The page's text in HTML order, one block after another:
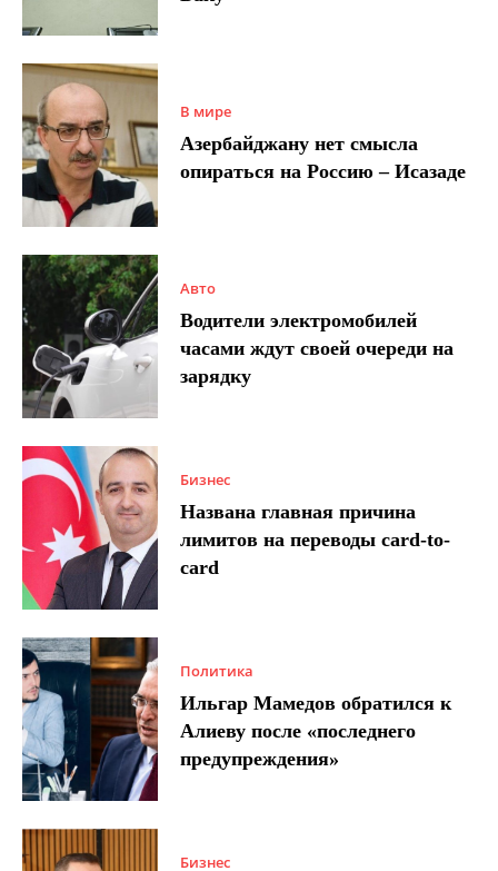
В мире
Азербайджану нет смысла
опираться на Россию – Исазаде
Авто
Водители электромобилей
часами ждут своей очереди на
зарядку
Бизнес
Названа главная причина
лимитов на переводы card-to-
card
Политика
Ильгар Мамедов обратился к
Алиеву после «последнего
предупреждения»
Бизнес